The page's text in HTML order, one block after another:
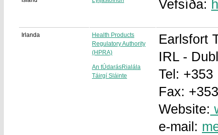
Vefsíða:
Irlanda
Health Products
Regulatory Authority
(HPRA)
An tÚdarásRialála
Táirgí Sláinte
Earlsfort
IRL -
Tel: +353
Fax:
Website:
e-mail: